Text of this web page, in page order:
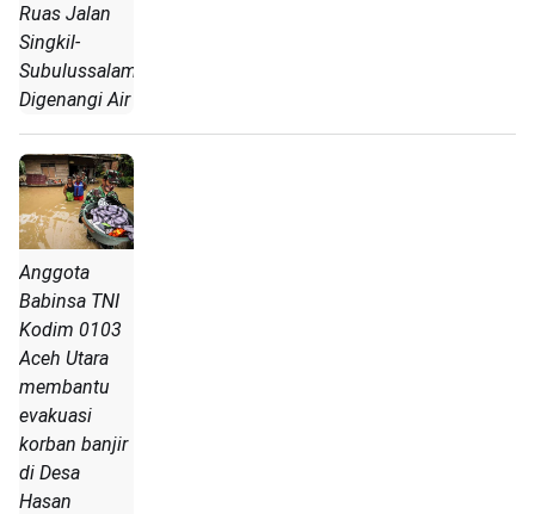
Ruas Jalan
Singkil-
Subulussalam
Digenangi Air
Anggota
Babinsa TNI
Kodim 0103
Aceh Utara
membantu
evakuasi
korban banjir
di Desa
Hasan